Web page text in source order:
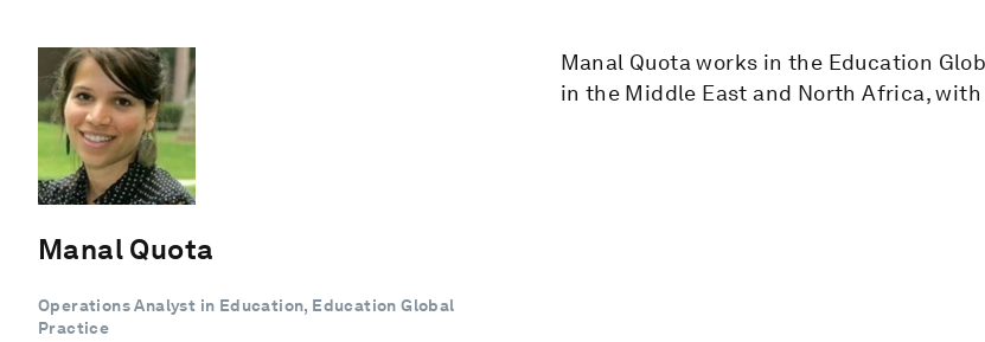
Manal Quota
Operations Analyst in Education, Education Global
Practice
Manal Quota works in the Education
in the Middle East and North Africa,